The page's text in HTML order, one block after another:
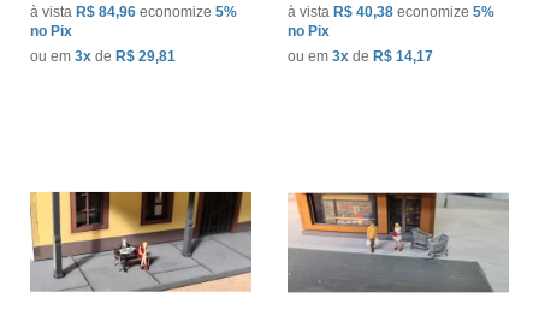
à vista R$ 84,96 economize 5%
no Pix
ou em 3x de R$ 29,81
à vista R$ 40,38 economize 5%
no Pix
ou em 3x de R$ 14,17